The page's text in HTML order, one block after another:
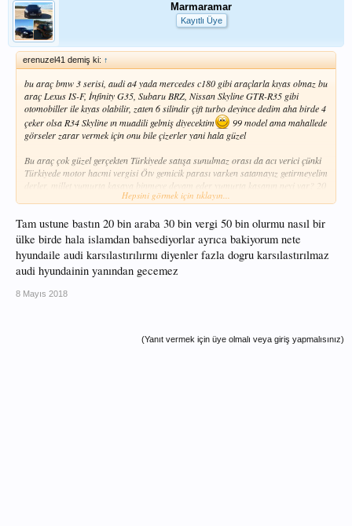
Marmaramar
Kayıtlı Üye
erenuzel41 demiş ki: ↑
bu araç bmw 3 serisi, audi a4 yada mercedes c180 gibi araçlarla kıyas olmaz bu
araç Lexus IS-F, İnfinity G35, Subaru BRZ, Nissan Skyline GTR-R35 gibi
otomobiller ile kıyas olabilir, zaten 6 silindir çift turbo deyince dedim aha birde 4
çeker olsa R34 Skyline ın muadili gelmiş diyecektim
99 model ama mahallede
görseler zarar vermek için onu bile çizerler yani hala güzel
Bu araç çok güzel gerçekten Türkiyede satışa sunulmaz orası da acı verici çünki
Türkiyede motor hacmi vergisi Ötv gemicik parası varken satamayız getirmeyelim
derler, millet yumurta kasaya binmeye devam eder yumurta kasanın neyi var? 20
senelik araba ama hala taş gibiler lakin eski teknolojiye milleti mecbur
dolayı çoğalıyor.
Bi benim getz e bak birde şu genesis e bak arada uçurum var farklı gezegenden
iki araba. Allah ım burada yazı yazan şu aciz kuluna bir tane 2018 genesis nasip
eyle yarabbi
Hepsini görmek için tıklayın...
Tam ustune bastın 20 bin araba 30 bin vergi 50 bin olurmu nasıl bir
ülke birde hala islamdan bahsediyorlar ayrıca bakiyorum nete
hyundaile audi karsılastırılırmı diyenler fazla dogru karsılastırılmaz
audi hyundainin yanından gecemez
8 Mayıs 2018
(Yanıt vermek için üye olmalı veya giriş yapmalısınız)